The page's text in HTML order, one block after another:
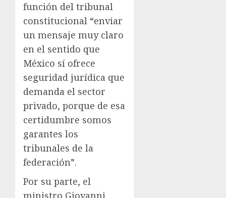
función del tribunal
constitucional “enviar
un mensaje muy claro
en el sentido que
México sí ofrece
seguridad jurídica que
demanda el sector
privado, porque de esa
certidumbre somos
garantes los
tribunales de la
federación”.
Por su parte, el